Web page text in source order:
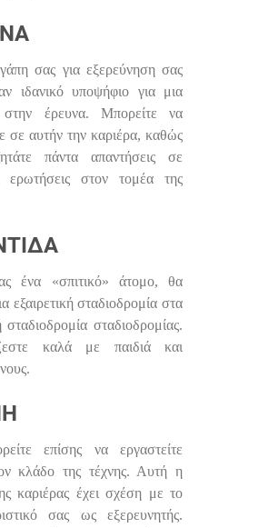
σας για εξερεύνηση σας
ιδανικό υποψήφιο για μια
στην έρευνα. Μπορείτε να
σε αυτήν την καριέρα, καθώς
πάντα απαντήσεις σε
ερωτήσεις στον τομέα της
ένα «σπιτικό» άτομο, θα
εξαιρετική σταδιοδρομία στα
σταδιοδρομία σταδιοδρομίας.
καλά με παιδιά και
επίσης να εργαστείτε
κλάδο της τέχνης. Αυτή η
καριέρας έχει σχέση με το
σας ως εξερευνητής.